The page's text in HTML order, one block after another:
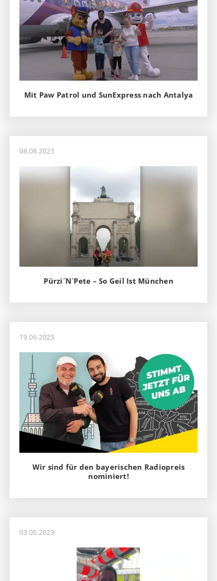
Mit Paw Patrol und SunExpress nach Antalya
08.08.2023
Pürzi´N`Pete – So Geil Ist München
19.06.2023
Wir sind für den bayerischen Radiopreis
nominiert!
03.05.2023